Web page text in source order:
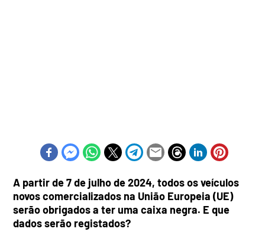
A partir de 7 de julho de 2024, todos os veículos
novos comercializados na União Europeia (UE)
serão obrigados a ter uma caixa negra. E que
dados serão registados?